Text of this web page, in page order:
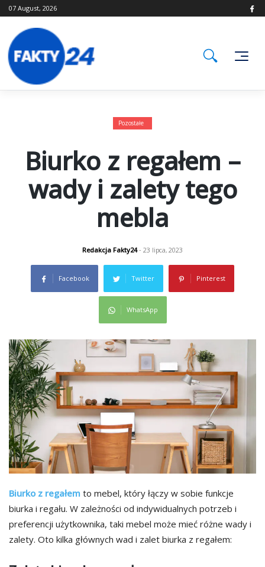
Skip
to
07 August, 2026
Pozostałe
Biurko z regałem –
wady i zalety tego
mebla
Redakcja Fakty24- 23 lipca, 2023
Facebook Twitter Pinterest
WhatsApp
Biurko z regałem to mebel, który łączy w sobie funkcje
biurka i regału. W zależności od indywidualnych potrzeb i
preferencji użytkownika, taki mebel może mieć różne wady i
zalety. Oto kilka głównych wad i zalet biurka z regałem: